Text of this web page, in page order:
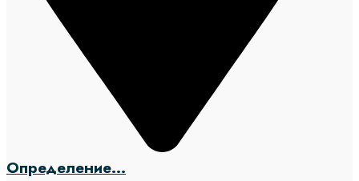
Определение...